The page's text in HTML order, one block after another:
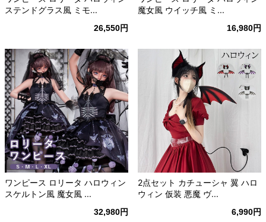
ステンドグラス風 ミモ...
26,550円
魔女風 ウイッチ風 ミ...
16,980円
ワンピース ロリータ ハロウィン
スケルトン風 魔女風 ...
32,980円
2点セット カチューシャ 翼 ハロ
ウィン 仮装 悪魔 ヴ...
6,990円